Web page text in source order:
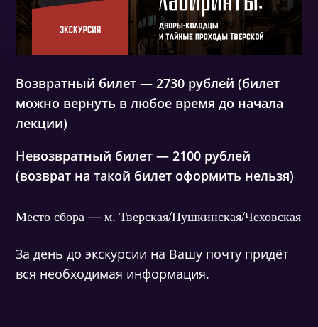
Возвратный билет — 2730 рублей (билет
можно вернуть в любое время до начала
лекции)
Невозвратный билет — 2100 рублей
(возврат на такой билет оформить нельзя)
Место сбора — м. Тверская/Пушкинская/Чеховская
За день до экскурсии на Вашу почту придёт
вся необходимая информация.